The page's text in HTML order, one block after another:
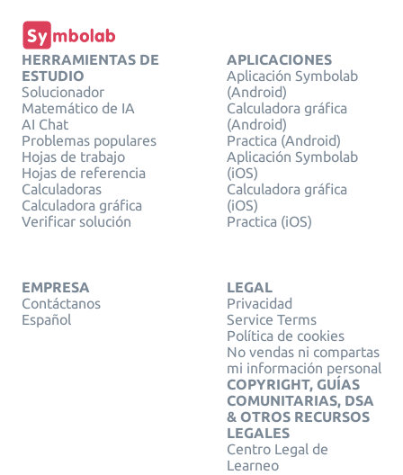
HERRAMIENTAS DE
ESTUDIO
Solucionador
Matemático de IA
AI Chat
Problemas populares
Hojas de trabajo
Hojas de referencia
Calculadoras
Calculadora gráfica
Verificar solución
APLICACIONES
Aplicación Symbolab
(Android)
Calculadora gráfica
(Android)
Practica (Android)
Aplicación Symbolab
(iOS)
Calculadora gráfica
(iOS)
Practica (iOS)
EMPRESA
Contáctanos
Español
LEGAL
Privacidad
Service Terms
Política de cookies
No vendas ni compartas
mi información personal
COPYRIGHT, GUÍAS
COMUNITARIAS, DSA
& OTROS RECURSOS
LEGALES
Centro Legal de
Learneo